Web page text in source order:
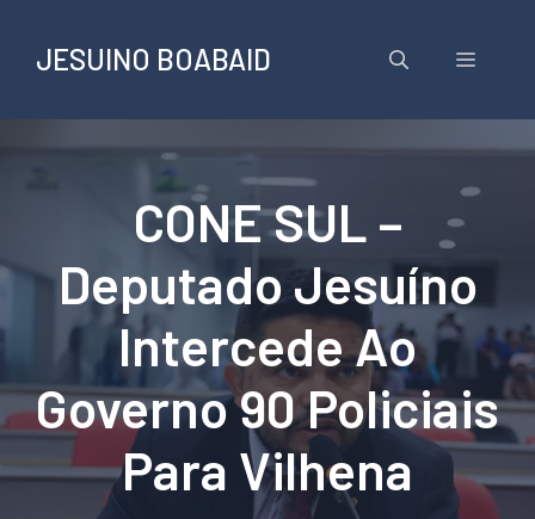
conteúdo
JESUINO BOABAID Menu
CONE SUL –
Deputado Jesuíno
Intercede Ao
Governo 90 Policiais
Para Vilhena